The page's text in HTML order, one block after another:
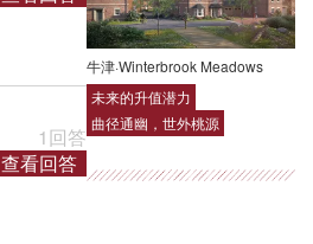
1回答
查看回答
牛津·Winterbrook Meadows
未来的升值潜力
曲径通幽，世外桃源